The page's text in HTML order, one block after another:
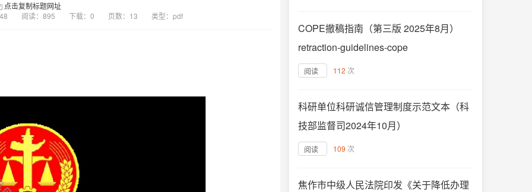
点击复制标题网址
阅读：895 下载：0 页数：13 类型：pdf
COPE撤稿指南（第三版 2025年8月）
retraction-guidelines-cope
阅读 112 次
科研单位科研诚信管理制度示范文本（科
技部监督司2024年10月）
阅读 109 次
焦作市中级人民法院印发《关于降低办理